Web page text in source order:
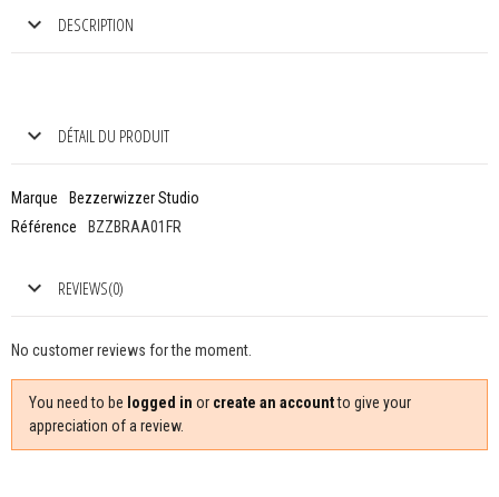
DESCRIPTION
DÉTAIL DU PRODUIT
Marque
Bezzerwizzer Studio
Référence
BZZBRAA01FR
REVIEWS(0)
No customer reviews for the moment.
You need to be logged in or create an accountto give your
appreciation of a review.